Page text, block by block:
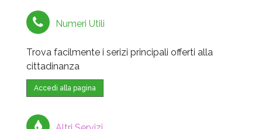
Numeri Utili
Trova facilmente i serizi principali offerti alla
cittadinanza
Accedi alla pagina